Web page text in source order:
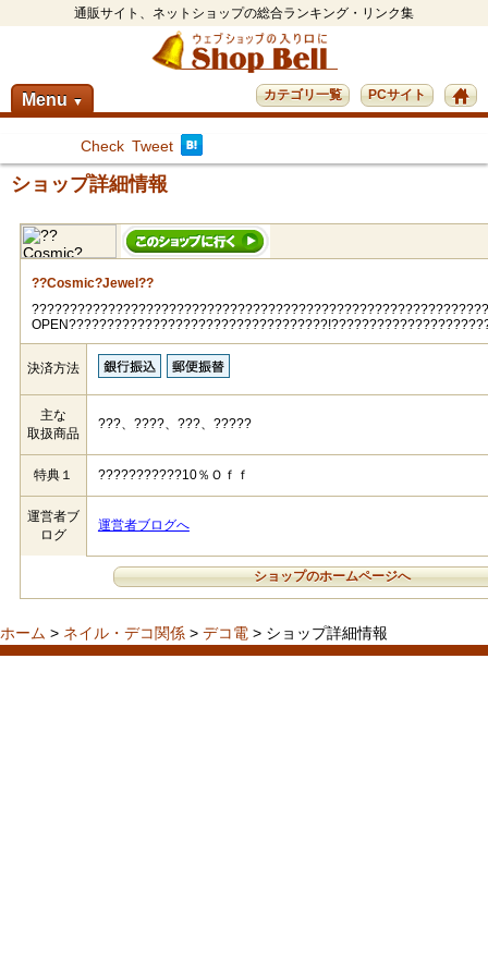
通販サイト、ネットショップの総合ランキング・リンク集
Menu ▼ PCサイト
カテゴリ一覧
Check Tweet
ショップ詳細情報
??Cosmic?Jewel??
決済方法
主な
取扱商品
???、????、???、?????
特典１ ???????????10％Ｏｆｆ
運営者ブ
ログ
運営者ブログへ
ショップのホームページへ
ホーム > ネイル・デコ関係 > デコ電 > ショップ詳細情報